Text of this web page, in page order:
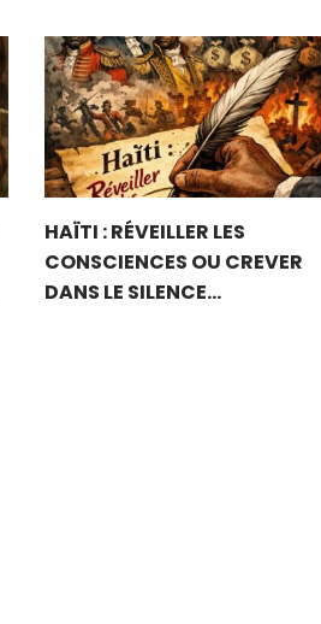
HAÏTI : RÉVEILLER LES
CONSCIENCES OU CREVER
DANS LE SILENCE…